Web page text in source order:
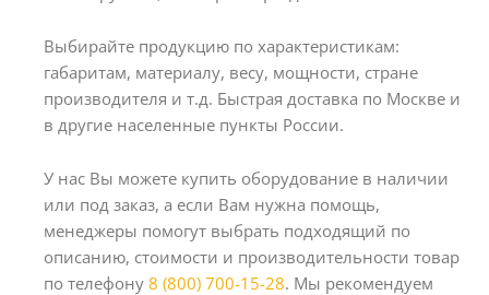
Выбирайте продукцию по характеристикам:
габаритам, материалу, весу, мощности, стране
производителя и т.д. Быстрая доставка по Москве и
в другие населенные пункты России.
У нас Вы можете купить оборудование в наличии
или под заказ, а если Вам нужна помощь,
менеджеры помогут выбрать подходящий по
описанию, стоимости и производительности товар
по телефону 8 (800) 700-15-28. Мы рекомендуем